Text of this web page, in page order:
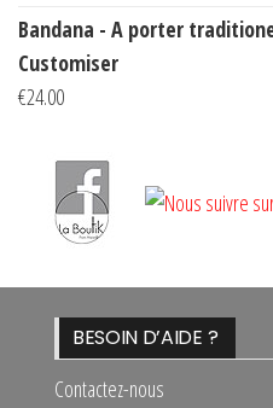
€14.00
Bandana - A porter
Customiser
€24.00
BESOIN D’AIDE ?
Contactez-nous